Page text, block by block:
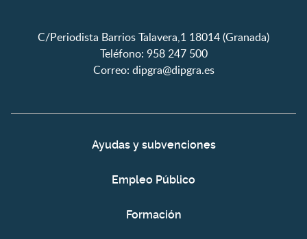
C/Periodista Barrios Talavera,1 18014 (Granada)
Teléfono: 958 247 500
Correo: dipgra@dipgra.es
Ayudas y subvenciones
Empleo Público
Formación